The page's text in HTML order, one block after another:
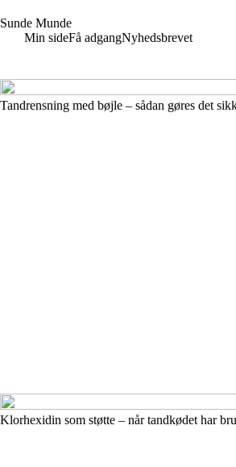
Sunde Munde
Min sideFå adgangNyhedsbrevet
Tandrensning med bøjle – sådan gøres det
Klorhexidin som støtte – når tandkødet har